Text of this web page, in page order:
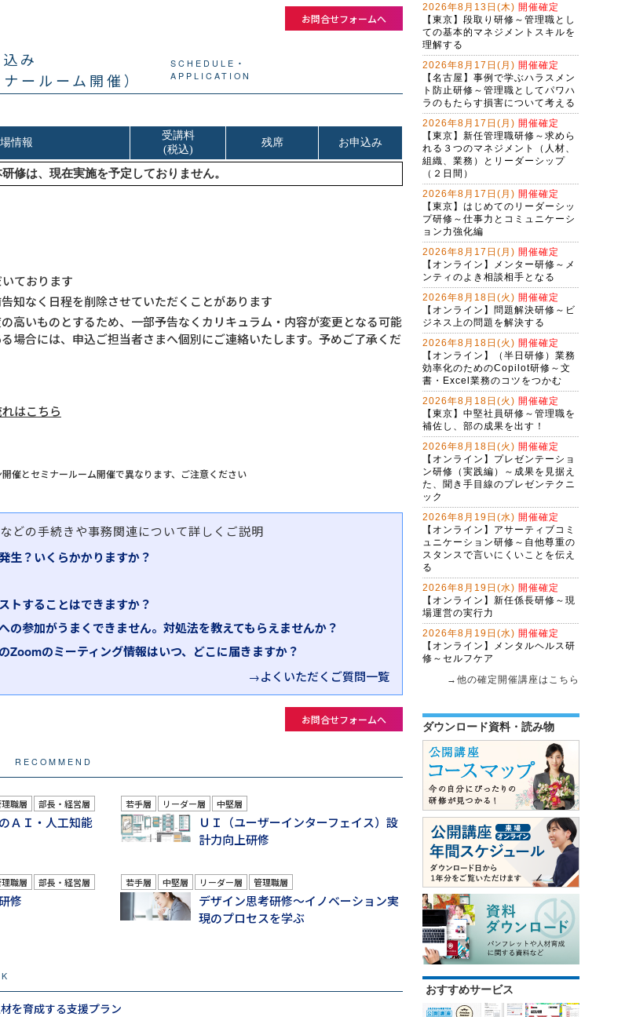
お問合せフォームへ
み
ールーム開催）
SCHEDULE・
APPLICATION
ております
知なく日程を削除させていただくことがあります
高いものとするため、一部予告なくカリキュラム・内容が変更となる可能
場合には、申込ご担当者さまへ個別にご連絡いたします。予めご了承くだ
はこちら
催とセミナールーム開催で異なります、ご注意ください
どの手続きや事務関連について詳しくご説明
生？いくらかかりますか？
トすることはできますか？
の参加がうまくできません。対処法を教えてもらえませんか？
Zoomのミーティング情報はいつ、どこに届きますか？
→よくいただくご質問一覧
お問合せフォームへ
RECOMMEND
職層 部長・経営層
ＡＩ・人工知能
若手層 リーダー層 中堅層
ＵＩ（ユーザーインターフェイス）設
計力向上研修
職層 部長・経営層
修
若手層 中堅層 リーダー層 管理職層
デザイン思考研修～イノベーション実
現のプロセスを学ぶ
を育成する支援プラン
2026年8月13日(木) 開催確定
【東京】段取り研修～管理職とし
ての基本的マネジメントスキルを
理解する
2026年8月17日(月) 開催確定
【名古屋】事例で学ぶハラスメン
ト防止研修～管理職としてパワハ
ラのもたらす損害について考える
2026年8月17日(月) 開催確定
【東京】新任管理職研修～求めら
れる３つのマネジメント（人材、
組織、業務）とリーダーシップ
（２日間）
2026年8月17日(月) 開催確定
【東京】はじめてのリーダーシッ
プ研修～仕事力とコミュニケーシ
ョン力強化編
2026年8月17日(月) 開催確定
【オンライン】メンター研修～メ
ンティのよき相談相手となる
2026年8月18日(火) 開催確定
【オンライン】問題解決研修～ビ
ジネス上の問題を解決する
2026年8月18日(火) 開催確定
【オンライン】（半日研修）業務
効率化のためのCopilot研修～文
書・Excel業務のコツをつかむ
2026年8月18日(火) 開催確定
【東京】中堅社員研修～管理職を
補佐し、部の成果を出す！
2026年8月18日(火) 開催確定
【オンライン】プレゼンテーショ
ン研修（実践編）～成果を見据え
た、聞き手目線のプレゼンテクニ
ック
2026年8月19日(水) 開催確定
【オンライン】アサーティブコミ
ュニケーション研修～自他尊重の
スタンスで言いにくいことを伝え
る
2026年8月19日(水) 開催確定
【オンライン】新任係長研修～現
場運営の実行力
2026年8月19日(水) 開催確定
【オンライン】メンタルヘルス研
修～セルフケア
→他の確定開催講座はこちら
ダウンロード資料・読み物
おすすめサービス